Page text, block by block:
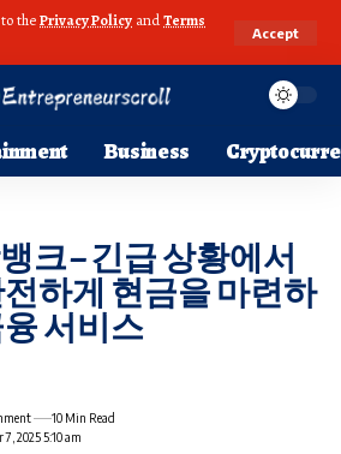
thePrivacy Policy andTerms
Accept
Business
크 – 긴급 상황에서
하게 현금을 마련하
서비스
2025 5:10 am
10 Min Read